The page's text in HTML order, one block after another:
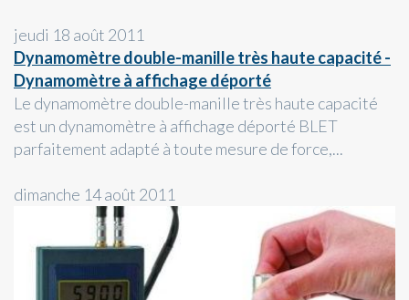
jeudi 18 août 2011
Dynamomètre double-manille très haute capacité -
Dynamomètre à affichage déporté
Le dynamomètre double-manille très haute capacité
est un dynamomètre à affichage déporté BLET
parfaitement adapté à toute mesure de force,...
dimanche 14 août 2011